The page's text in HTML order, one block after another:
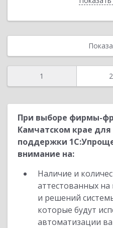
1 2
При выборе фирмы-
Камчатском крае
поддержки
внимание на:
Наличие и
аттестованных
и решений
которые будут
автоматизации